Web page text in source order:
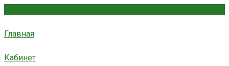
Главная
Кабинет